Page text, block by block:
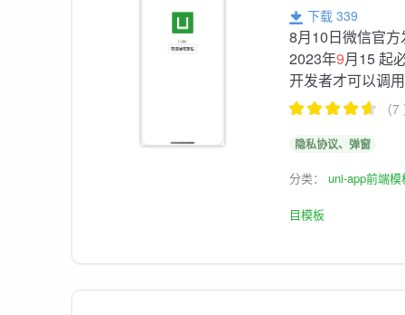
下载 339
8月10日微信官
2023年9月15 起
开发者才可以调
（
隐私协议、弹窗
分类：uni-app前端模
目模板